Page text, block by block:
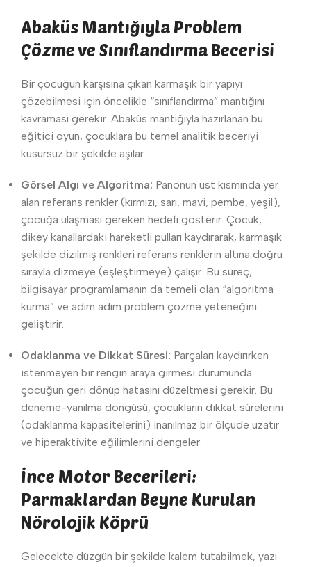
Abaküs Mantığıyla Problem
Çözme ve Sınıflandırma Becerisi
Bir çocuğun karşısına çıkan karmaşık bir yapıyı
çözebilmesi için öncelikle “sınıflandırma” mantığını
kavraması gerekir. Abaküs mantığıyla hazırlanan bu
eğitici oyun, çocuklara bu temel analitik beceriyi
kusursuz bir şekilde aşılar.
Görsel Algı ve Algoritma: Panonun üst kısmında yer
alan referans renkler (kırmızı, sarı, mavi, pembe, yeşil),
çocuğa ulaşması gereken hedefi gösterir. Çocuk,
dikey kanallardaki hareketli pulları kaydırarak, karmaşık
şekilde dizilmiş renkleri referans renklerin altına doğru
sırayla dizmeye (eşleştirmeye) çalışır. Bu süreç,
bilgisayar programlamanın da temeli olan “algoritma
kurma” ve adım adım problem çözme yeteneğini
geliştirir.
Odaklanma ve Dikkat Süresi: Parçaları kaydırırken
istenmeyen bir rengin araya girmesi durumunda
çocuğun geri dönüp hatasını düzeltmesi gerekir. Bu
deneme-yanılma döngüsü, çocukların dikkat sürelerini
(odaklanma kapasitelerini) inanılmaz bir ölçüde uzatır
ve hiperaktivite eğilimlerini dengeler.
İnce Motor Becerileri:
Parmaklardan Beyne Kurulan
Nörolojik Köprü
Gelecekte düzgün bir şekilde kalem tutabilmek, yazı